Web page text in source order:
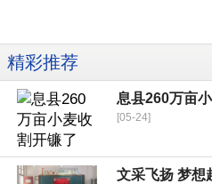
精彩推荐
息县260万亩
[05-24]
文采飞扬 梦